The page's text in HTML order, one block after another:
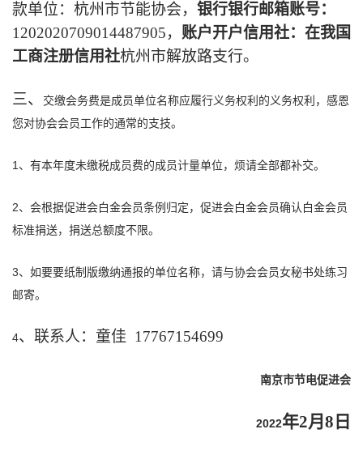
款单位：杭州市节能协会， 银行银行邮箱账号：
1202020709014487905， 账户开户信用社：在我国
工商注册信用社杭州市解放路支行。
三、
交缴会务费是成员单位名称应履行义务权利的义务权利，感恩
您对协会会员工作的通常的支技。
1、有本年度未缴税成员费的成员计量单位，烦请全部都补交。
2、会根据促进会白金会员条例归定，促进会白金会员确认白金会员
标准捐送，捐送总额度不限。
3、如要要纸制版缴纳通报的单位名称，请与协会会员女秘书处练习
邮寄。
4、联系人：童佳 17767154699
南京市节电促进会
2022年2月8日